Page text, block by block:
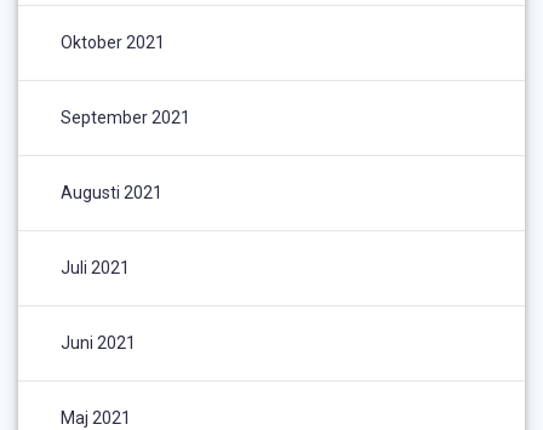
Oktober 2021
September 2021
Augusti 2021
Juli 2021
Juni 2021
Maj 2021